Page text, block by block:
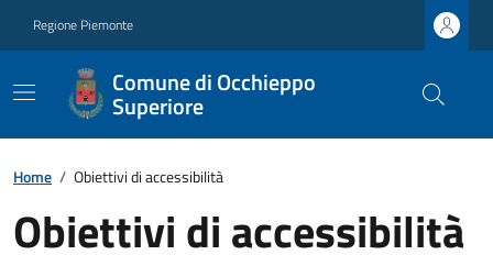
Regione Piemonte
Comune di Occhieppo
Superiore
Home / Obiettivi di accessibilità
Obiettivi di accessibilità